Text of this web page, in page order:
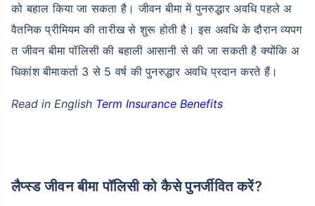
को बहाल किया जा सकता है। जीवन बीमा में पुनरुद्धार अवधि पहले अ
वैतनिक प्रीमियम की तारीख से शुरू होती है। इस अवधि के दौरान व्यपग
त जीवन बीमा पॉलिसी की बहाली आसानी से की जा सकती है क्योंकि अ
धिकांश बीमाकर्ता 3 से 5 वर्ष की पुनरुद्धार अवधि प्रदान करते हैं।
Read in English Term Insurance Benefits
लैप्स्ड जीवन बीमा पॉलिसी को कैसे पुनर्जीवित करें?